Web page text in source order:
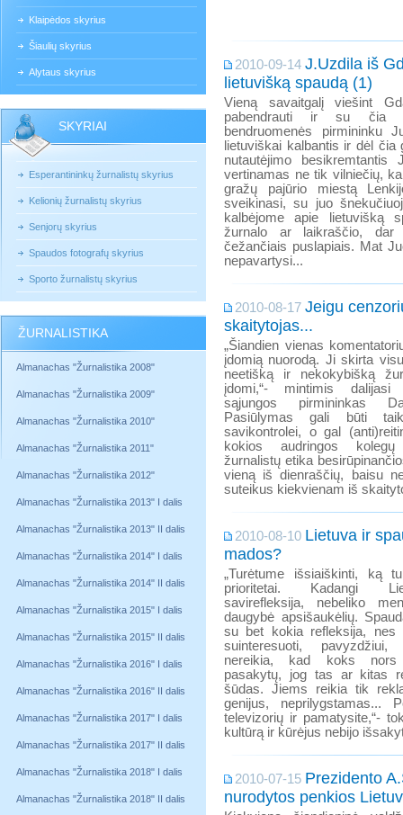
Klaipėdos skyrius
Šiaulių skyrius
Alytaus skyrius
SKYRIAI
Esperantininkų žurnalistų skyrius
Kelionių žurnalistų skyrius
Senjorų skyrius
Spaudos fotografų skyrius
Sporto žurnalistų skyrius
ŽURNALISTIKA
Almanachas "Žurnalistika 2008"
Almanachas "Žurnalistika 2009"
Almanachas "Žurnalistika 2010"
Almanachas "Žurnalistika 2011"
Almanachas "Žurnalistika 2012"
Almanachas "Žurnalistika 2013" I dalis
Almanachas "Žurnalistika 2013" II dalis
Almanachas "Žurnalistika 2014" I dalis
Almanachas "Žurnalistika 2014" II dalis
Almanachas "Žurnalistika 2015" I dalis
Almanachas "Žurnalistika 2015" II dalis
Almanachas "Žurnalistika 2016" I dalis
Almanachas "Žurnalistika 2016" II dalis
Almanachas "Žurnalistika 2017" I dalis
Almanachas "Žurnalistika 2017" II dalis
Almanachas "Žurnalistika 2018" I dalis
Almanachas "Žurnalistika 2018" II dalis
2010-09-14 J.Uzdila iš
lietuvišką spaudą (1)
Vieną savaitgalį viešint
pabendrauti ir su čia
bendruomenės pirmininku
lietuviškai kalbantis ir dėl čia
nutautėjimo besikremtantis
vertinamas ne tik vilniečių,
gražų pajūrio miestą
sveikinasi, su juo
kalbėjome apie lietuvišką
žurnalo ar laikraščio, dar
čežančiais puslapiais. Mat
nepavartysi...
2010-08-17 Jeigu
skaitytojas...
„Šiandien vienas
įdomią nuorodą. Ji skirta
neetišką ir nekokybišką
įdomi,“- mintimis dalijasi
sąjungos pirmininkas
Pasiūlymas gali būti
savikontrolei, o gal
kokios audringos
žurnalistų etika
vieną iš dienraščių, baisu
suteikus kiekvienam iš
2010-08-10 Lietuva ir
mados?
„Turėtume išsiaiškinti, ką
prioritetai. Kadangi
savirefleksija, nebeliko
daugybė apsišaukėlių.
su bet kokia refleksija, nes
suinteresuoti,
nereikia, kad koks nors
pasakytų, jog tas ar kitas
šūdas. Jiems reikia tik
genijus, neprilygstamas...
televizorių ir pamatysite,“-
kultūrą ir kūrėjus nebijo
2010-07-15 Prezidento
nurodytos penkios